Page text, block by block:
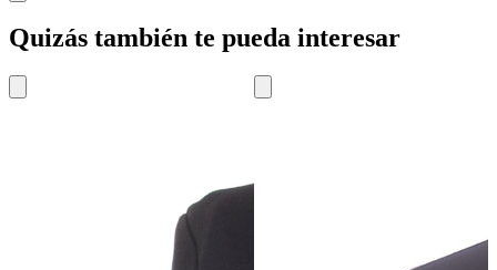
Quizás también te pueda interesar